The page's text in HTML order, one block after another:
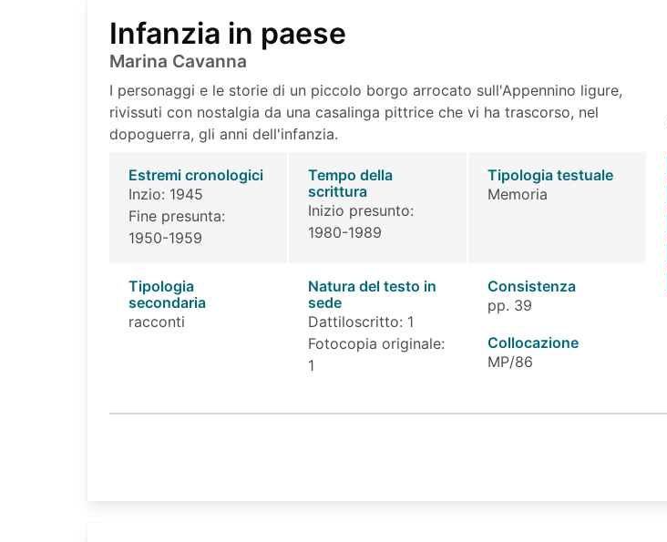
Infanzia in paese
Marina Cavanna
I personaggi e le storie di un piccolo borgo arrocato sull'Appennino ligure,
rivissuti con nostalgia da una casalinga pittrice che vi ha trascorso, nel
dopoguerra, gli anni dell'infanzia.
Estremi cronologici
Inzio: 1945
Fine presunta:
1950-1959
Tempo della
scrittura
Inizio presunto:
1980-1989
Tipologia testuale
Memoria
Tipologia
secondaria
racconti
Natura del testo in
sede
Dattiloscritto: 1
Fotocopia originale:
1
Consistenza
pp. 39
Collocazione
MP/86